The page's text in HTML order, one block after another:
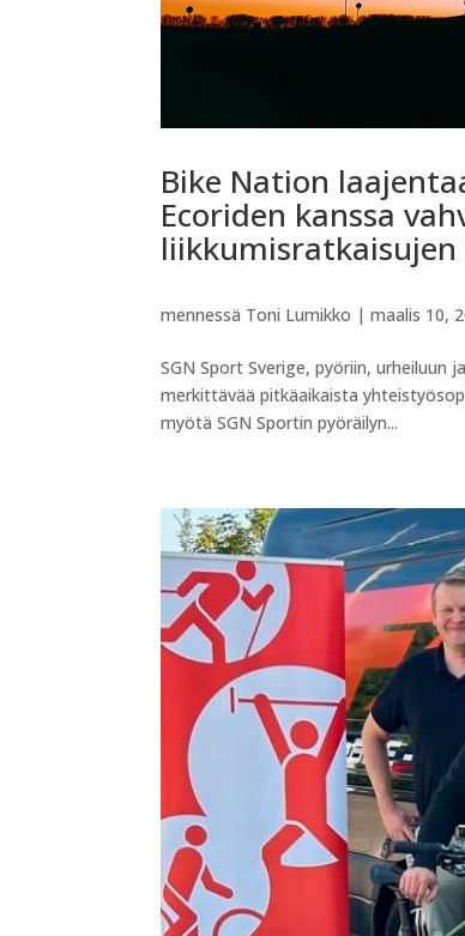
Bike Nation
Ecoriden kanssa
mennessä Toni Lumikko |maalis 10,
SGN Sport Sverige, pyöriin,
merkittävää pitkäaikaista
myötä SGN Sportin pyöräilyn...